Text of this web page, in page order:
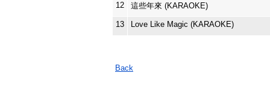
12 這些年來 (KARAOKE)
13 Love Like Magic (KARAOKE)
Back